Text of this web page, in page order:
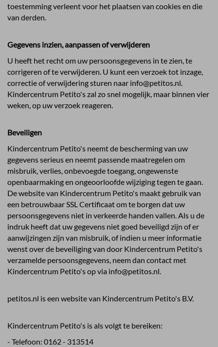
toestemming verleent voor het plaatsen van cookies en die
van derden.
Gegevens inzien, aanpassen of verwijderen
U heeft het recht om uw persoonsgegevens in te zien, te
corrigeren of te verwijderen. U kunt een verzoek tot inzage,
correctie of verwijdering sturen naar info@petitos.nl.
Kindercentrum Petito's zal zo snel mogelijk, maar binnen vier
weken, op uw verzoek reageren.
Beveiligen
Kindercentrum Petito's neemt de bescherming van uw
gegevens serieus en neemt passende maatregelen om
misbruik, verlies, onbevoegde toegang, ongewenste
openbaarmaking en ongeoorloofde wijziging tegen te gaan.
De website van Kindercentrum Petito's maakt gebruik van
een betrouwbaar SSL Certificaat om te borgen dat uw
persoonsgegevens niet in verkeerde handen vallen. Als u de
indruk heeft dat uw gegevens niet goed beveiligd zijn of er
aanwijzingen zijn van misbruik, of indien u meer informatie
wenst over de beveiliging van door Kindercentrum Petito's
verzamelde persoonsgegevens, neem dan contact met
Kindercentrum Petito's op via info@petitos.nl.
petitos.nl is een website van Kindercentrum Petito's B.V.
Kindercentrum Petito's is als volgt te bereiken:
- Telefoon: 0162 - 313514